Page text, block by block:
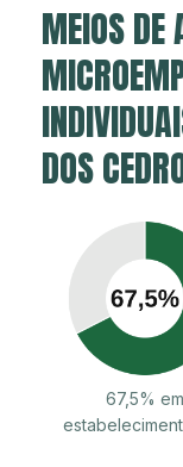
MEIOS DE
DOS
67,5% em